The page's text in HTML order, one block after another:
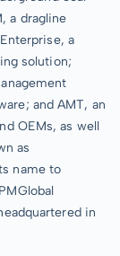
a dragline
a
solution;
and AMT, an
OEMs, as well
as
name to
in